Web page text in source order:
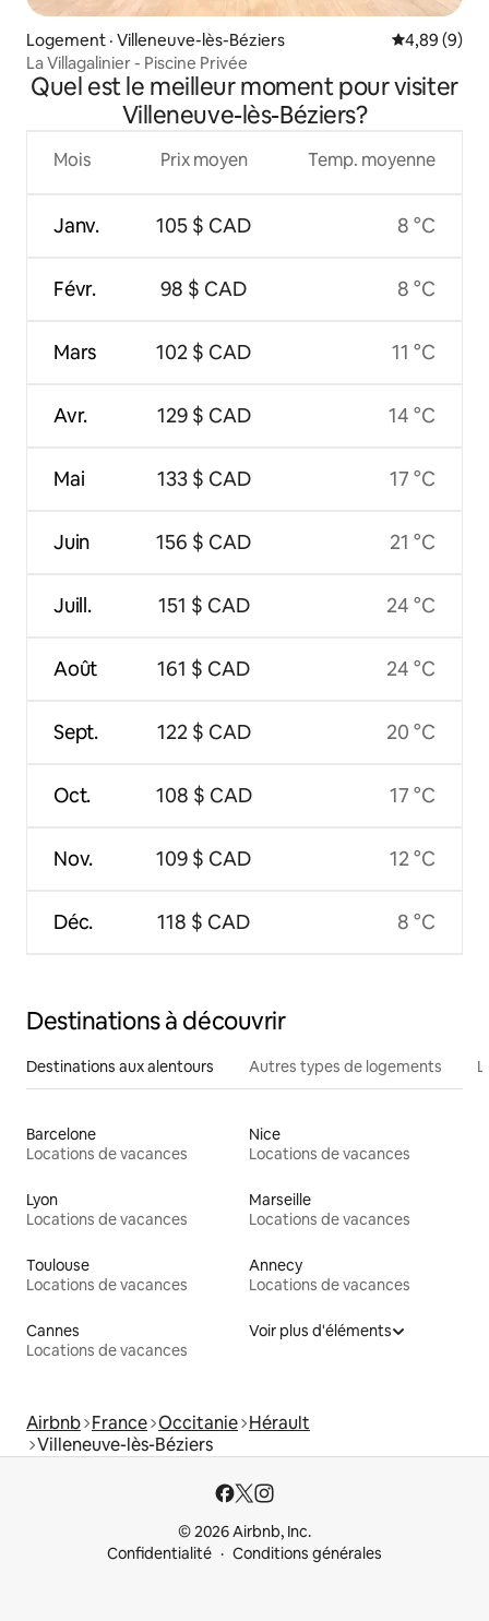
Logement · Villeneuve-lès-Béziers Note
4,89 (9)
La Villagalinier - Piscine Privée
Quel est le meilleur moment pour visiter
Villeneuve-lès-Béziers?
Mois
Janv.
Févr.
Mars
Avr.
Mai
Juin
Juill.
Août
Sept.
Oct.
Nov.
Déc.
Prix moyen
105 $ CAD
98 $ CAD
102 $ CAD
129 $ CAD
133 $ CAD
156 $ CAD
151 $ CAD
161 $ CAD
122 $ CAD
108 $ CAD
109 $ CAD
118 $ CAD
Temp. moyenne
8 °C
8 °C
11 °C
14 °C
17 °C
21 °C
24 °C
24 °C
20 °C
17 °C
12 °C
8 °C
Destinations à découvrir
Destinations aux alentours Autres types de logements
Barcelone
Locations de vacances
Nice
Locations de vacances
Lyon
Locations de vacances
Marseille
Locations de vacances
Toulouse
Locations de vacances
Annecy
Locations de vacances
Cannes
Locations de vacances
Voir plus d'éléments
Airbnb France Occitanie Hérault
Villeneuve-lès-Béziers
© 2026 Airbnb, Inc.
Confidentialité
Conditions générales